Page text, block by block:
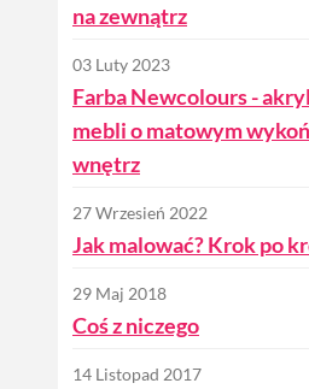
na zewnątrz
03 Luty 2023
Farba Newcolours -
mebli o matowym
wnętrz
27 Wrzesień 2022
Jak malować? Krok po
29 Maj 2018
Coś z niczego
14 Listopad 2017